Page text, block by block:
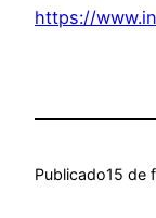
https://
Publicado15 de